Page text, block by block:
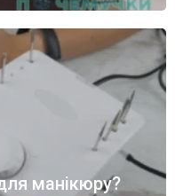
манікюру?